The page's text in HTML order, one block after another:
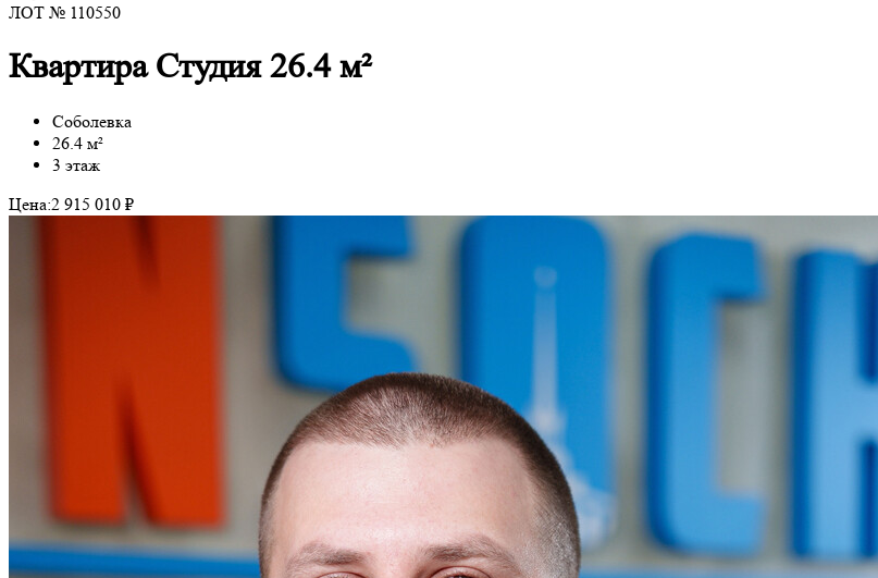
ЛОТ № 110550
Квартира Студия 26.4 м²
Соболевка
26.4 м²
3 этаж
Цена:2 915 010 ₽